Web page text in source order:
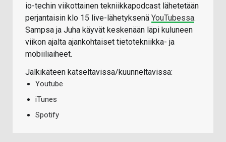
io-techin viikottainen tekniikkapodcast lähetetään
perjantaisin klo 15 live-lähetyksenä YouTubessa.
Sampsa ja Juha käyvät keskenään läpi kuluneen
viikon ajalta ajankohtaiset tietotekniikka- ja
mobiiliaiheet.
Jälkikäteen katseltavissa/kuunneltavissa:
Youtube
iTunes
Spotify